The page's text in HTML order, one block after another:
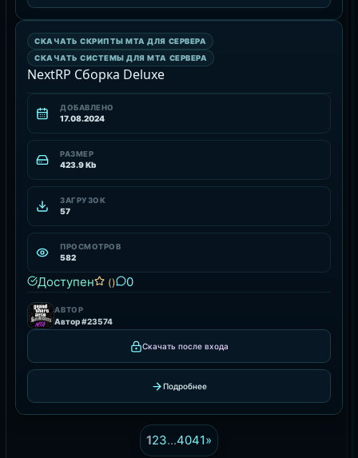
РЕСУРС
СКАЧАТЬ СКРИПТЫ MTA ДЛЯ СЕРВЕРА
СКАЧАТЬ СИСТЕМЫ ДЛЯ MTA СЕРВЕРА
NextRP Сборка Deluxe
ДОБАВЛЕНО
17.08.2024
РАЗМЕР
423.9 Kb
ЗАГРУЗОК
57
ПРОСМОТРОВ
582
Доступен () 0
АВТОР
Автор #23574
Скачать после входа
Подробнее
123...4041»